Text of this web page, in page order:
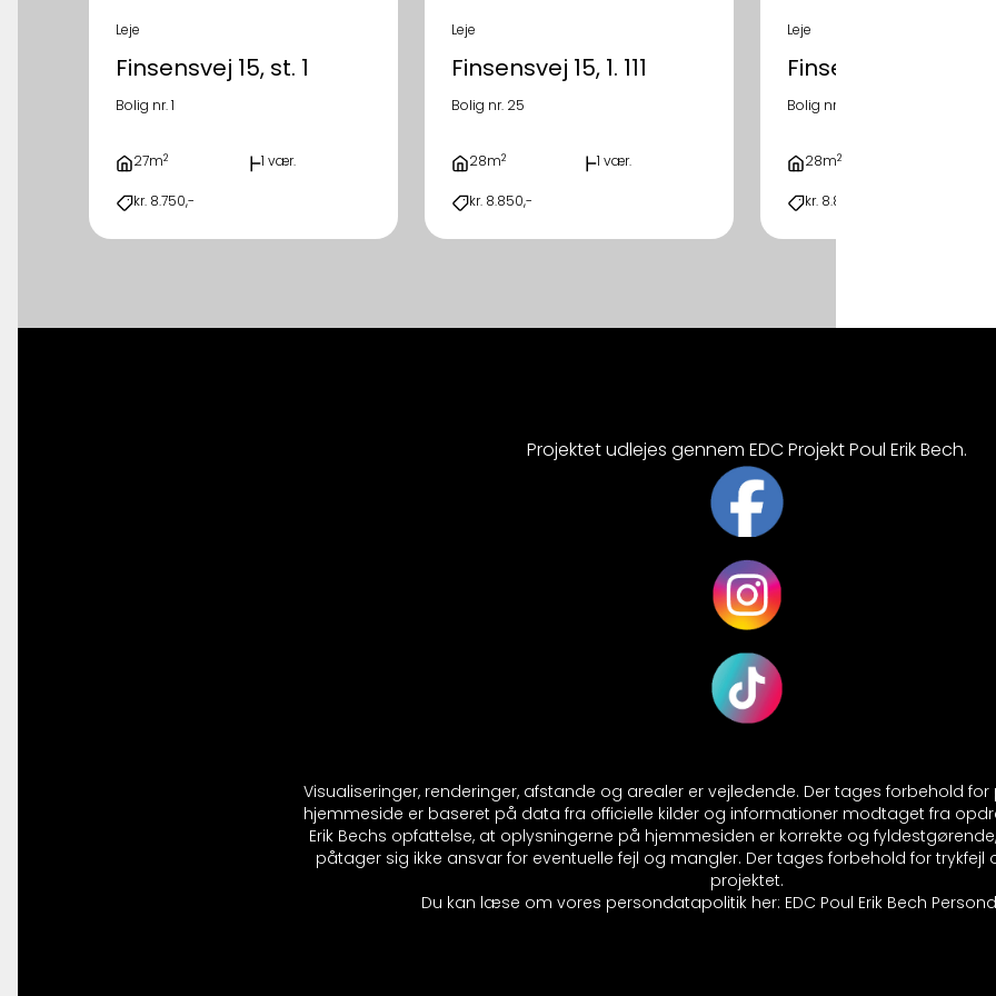
Leje
Finsensvej 15, st. 1
Bolig nr. 1
27m2 1 vær.
kr. 8.750,-
Leje
Finsensvej 15, 1. 111
Bolig nr. 25
28m2 1 vær.
kr. 8.850,-
Leje
Finsensvej 15, 1. 126
Bolig nr. 40
28m2
kr. 8.850,-
Projektet udlejes gennem EDC Projekt Poul Erik Bech.
Visualiseringer, renderinger, afstande og arealer er vejledende. Der tages forbehold
hjemmeside er baseret på data fra officielle kilder og informationer modtaget fra
Erik Bechs opfattelse, at oplysningerne på hjemmesiden er korrekte og fyldestgørende,
påtager sig ikke ansvar for eventuelle fejl og mangler. Der tages forbehold for
projektet.
Du kan læse om vores persondatapolitik her: EDC Poul Erik Bech